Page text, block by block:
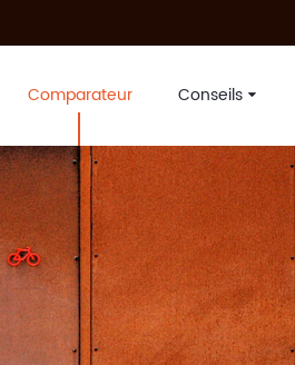
Comparateur Conseils